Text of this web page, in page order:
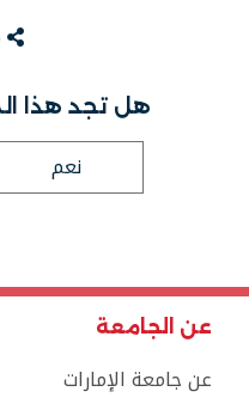
هل تجد هذا
نعم
عن الجامعة
عن جامعة الإمارات